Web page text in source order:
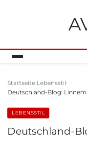
Startseite Lebensstil
Deutschland-Blog:
LEBENSSTIL
Deutschland-